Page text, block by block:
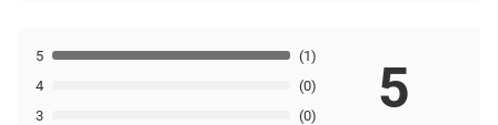
3 (0)
4 (0)
5 (1)
5